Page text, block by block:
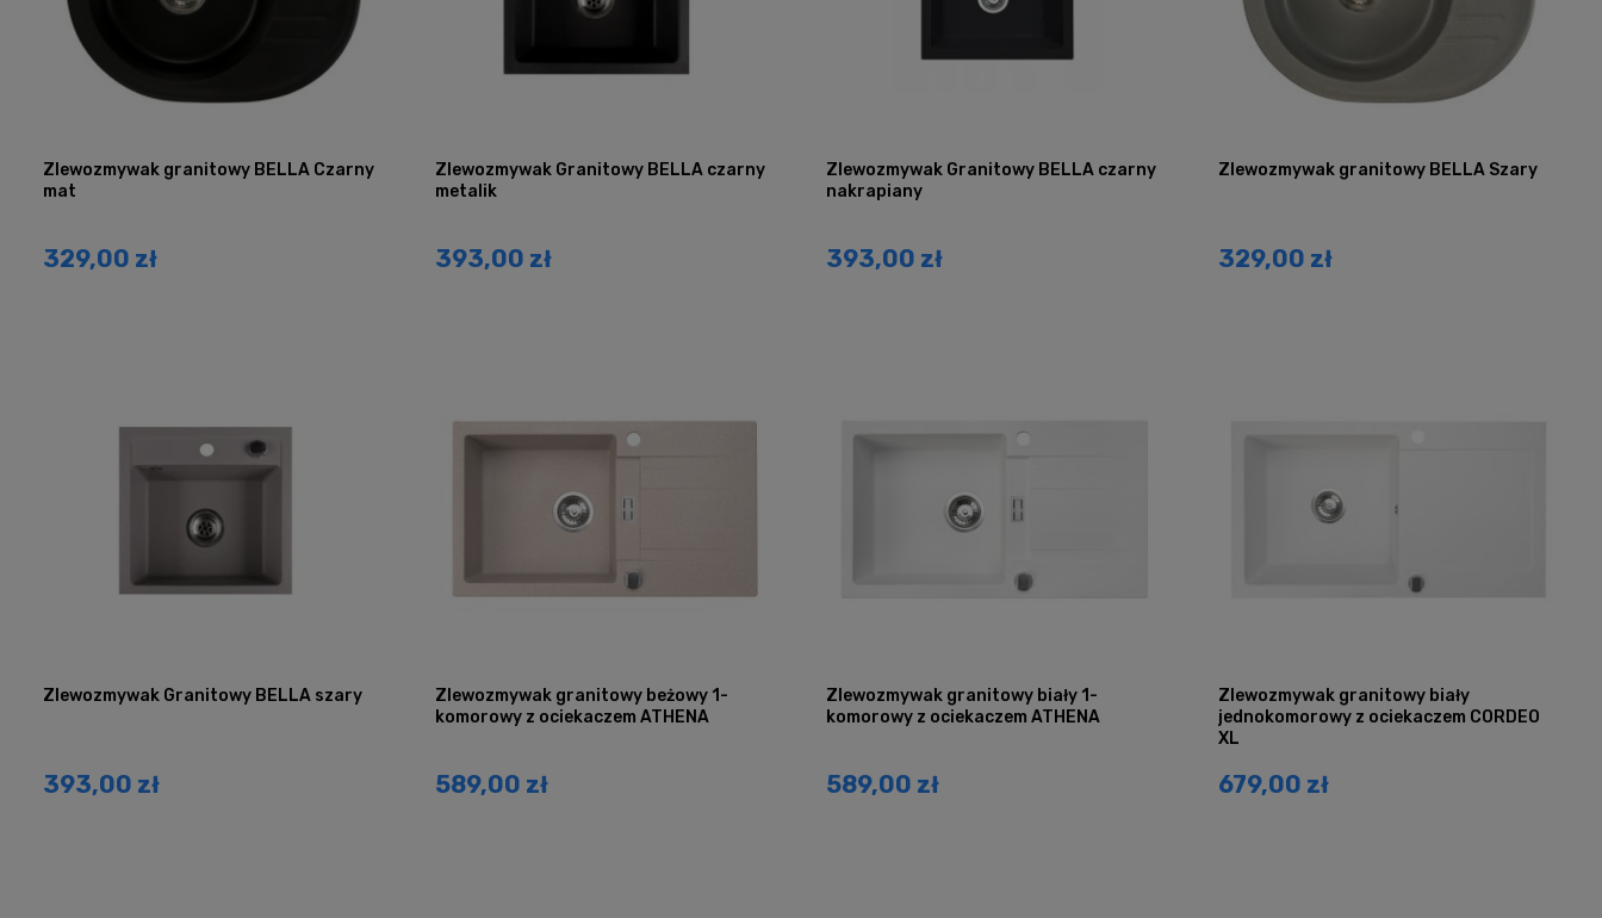
Zlewozmywak granitowy BELLA Czarny
mat
329,00 zł
Zlewozmywak Granitowy BELLA czarny
metalik
393,00 zł
Zlewozmywak Granitowy BELLA czarny
nakrapiany
393,00 zł
Zlewozmywak granitowy BELLA Szary
329,00 zł
Zlewozmywak Granitowy BELLA szary
393,00 zł
Zlewozmywak granitowy beżowy 1-
komorowy z ociekaczem ATHENA
589,00 zł
Zlewozmywak granitowy biały 1-
komorowy z ociekaczem ATHENA
589,00 zł
Zlewozmywak granitowy biały
jednokomorowy z ociekaczem CORDEO
XL
679,00 zł